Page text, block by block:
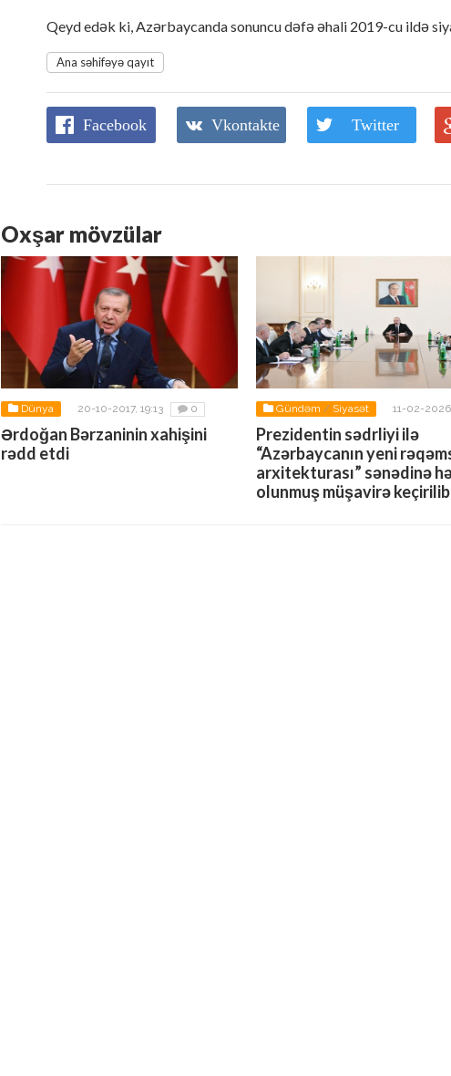
Qeyd edək ki, Azərbaycanda sonuncu dəfə əhali 2019-cu ildə
Ana səhifəyə qayıt
Facebook Vkontakte Twitter
Oxşar mövzülar
Dünya 20-10-2017, 19:13 0
Ərdoğan Bərzaninin xahişini
rədd etdi
Gündəm / Siyasət
11-02-
Prezidentin sədrliyi ilə
“Azərbaycanın yeni
arxitekturası” sənədinə
olunmuş müşavirə keçirilib